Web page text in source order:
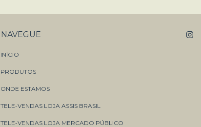
NAVEGUE
INÍCIO
PRODUTOS
ONDE ESTAMOS
TELE-VENDAS LOJA ASSIS BRASIL
TELE-VENDAS LOJA MERCADO PÚBLICO